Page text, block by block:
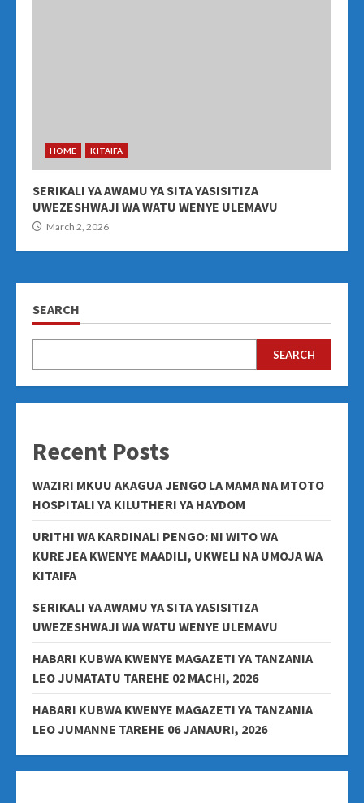
HOME KITAIFA
SERIKALI YA AWAMU YA SITA YASISITIZA
UWEZESHWAJI WA WATU WENYE ULEMAVU
March 2, 2026
SEARCH
SEARCH
Recent Posts
WAZIRI MKUU AKAGUA JENGO LA MAMA NA MTOTO
HOSPITALI YA KILUTHERI YA HAYDOM
URITHI WA KARDINALI PENGO: NI WITO WA
KUREJEA KWENYE MAADILI, UKWELI NA UMOJA WA
KITAIFA
SERIKALI YA AWAMU YA SITA YASISITIZA
UWEZESHWAJI WA WATU WENYE ULEMAVU
HABARI KUBWA KWENYE MAGAZETI YA TANZANIA
LEO JUMATATU TAREHE 02 MACHI, 2026
HABARI KUBWA KWENYE MAGAZETI YA TANZANIA
LEO JUMANNE TAREHE 06 JANAURI, 2026